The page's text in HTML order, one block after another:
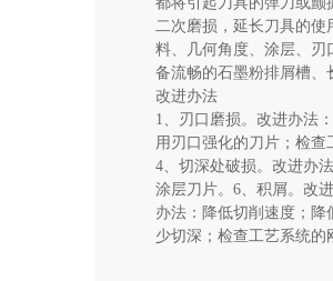
二次磨损，延长刀具的使
料、几何角度、涂层、刃
备流畅的石墨粉排屑槽
改进办法
1、刃口磨损。改进办法
用刃口强化的刀片；检
4、切深处破损。改进办
涂层刀片。6、积屑。改
办法：降低切削速度；
少切深；检查工艺系统的